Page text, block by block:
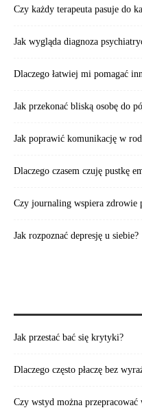
Czy każdy terapeuta pasuje do
Jak wygląda diagnoza
Dlaczego łatwiej mi pomagać
Jak przekonać bliską osobę do
Jak poprawić komunikację w
Dlaczego czasem czuję pustkę
Czy journaling wspiera zdrowie
Jak rozpoznać depresję u siebie?
Jak przestać bać się krytyki?
Dlaczego często płaczę bez
Czy wstyd można przepracować